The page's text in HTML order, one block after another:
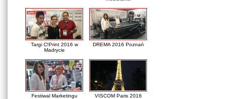
Targi C!Print 2016 w
Madrycie
DREMA 2016 Poznań
Festiwal Marketingu
VISCOM Paris 2016